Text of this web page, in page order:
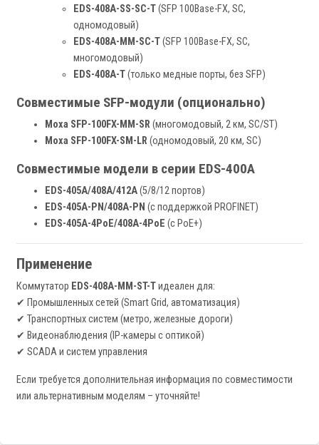
EDS-408A-SS-SC-T(SFP 100Base-FX, SC,
одномодовый)
EDS-408A-MM-SC-T(SFP 100Base-FX, SC,
многомодовый)
EDS-408A-T(только медные порты, без SFP)
Совместимые SFP-модули (опционально)
Moxa SFP-100FX-MM-SR (многомодовый, 2 км, SC/ST)
Moxa SFP-100FX-SM-LR (одномодовый, 20 км, SC)
Совместимые модели в серии EDS-400A
EDS-405A/408A/412A(5/8/12 портов)
EDS-405A-PN/408A-PN (с поддержкой PROFINET)
EDS-405A-4PoE/408A-4PoE (с PoE+)
Применение
Коммутатор EDS-408A-MM-ST-Tидеален для:
✔ Промышленных сетей (Smart Grid, автоматизация)
✔ Транспортных систем (метро, железные дороги)
✔ Видеонаблюдения (IP-камеры с оптикой)
✔ SCADA и систем управления
Если требуется дополнительная информация по совместимости
или альтернативным моделям – уточняйте!